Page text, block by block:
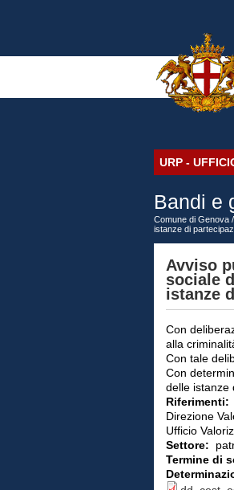
URP -
Bandi e
Comune di Genova
istanze di
Avviso
sociale
istanze
Con
alla
Con tale
Con
delle istanze
Riferimenti:
Direzione
Ufficio
Settore:
Termine di